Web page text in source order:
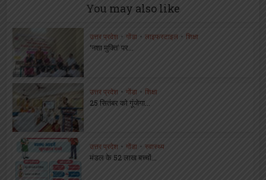
You may also like
उत्तर प्रदेश • गोंडा • लाइफस्टाइल • शिक्षा
‘नशा मुक्ति’ पर...
उत्तर प्रदेश • गोंडा • शिक्षा
25 सितंबर को गूंजेगा...
उत्तर प्रदेश • गोंडा • स्वास्थ्य
मंडल के 52 लाख बच्चों...